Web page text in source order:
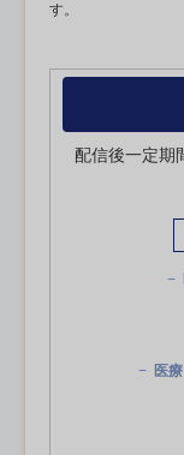
す。
配信後一定期
医